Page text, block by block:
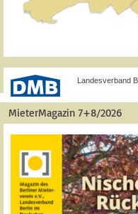
Landesverband
MieterMagazin 7+8/2026